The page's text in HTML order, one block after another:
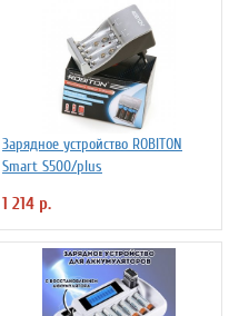
Зарядное устройство ROBITON
Smart S500/plus
1 214 р.